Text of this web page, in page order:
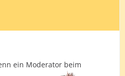
ein Moderator beim